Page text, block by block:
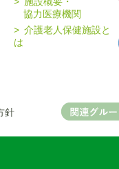
協力医療機関
介護老人保健施設と
は
針